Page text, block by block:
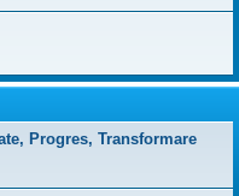
Progres, Transformare